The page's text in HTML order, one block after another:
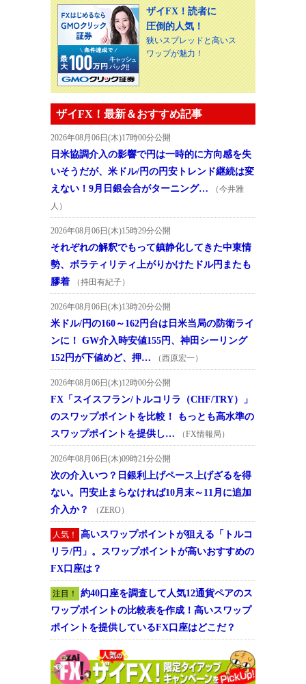
ザイFX！読者に
圧倒的人気！
狭いスプレッドと高いス
ワップが魅力！
ザイFX！最新＆おすすめ記事
2026年08月06日(木)17時00分公開
日米協調介入の影響で円は一時的に方向感を失
いそうだが、米ドル/円の円安トレンド継続は変
えない！9月日銀会合がターニング…
（今井雅
人）
2026年08月06日(木)15時29分公開
それぞれの解釈でもって鎮静化してきた中東情
勢、ボラティリティ上がりかけたドル円またも
膠着
（持田有紀子）
2026年08月06日(木)13時20分公開
米ドル/円の160～162円台は日米当局の防衛ライ
ンに！ GW介入時安値155円、神田シーリング
152円が下値めど、押…
（西原宏一）
2026年08月06日(木)12時00分公開
FX「スイスフラン/トルコリラ（CHF/TRY）」
のスワップポイントを比較！ もっとも高水準の
スワップポイントを提供し…
（FX情報局）
2026年08月06日(木)09時21分公開
次の介入いつ？日銀利上げペース上げざるを得
ない。円安止まらなければ10月末～11月に追加
介入か？
（ZERO）
人気！
高いスワップポイントが狙える「トルコ
リラ/円」。スワップポイントが高いおすすめの
FX口座は？
注目！
約40口座を調査して人気12通貨ペアのス
ワップポイントの比較表を作成！高いスワップ
ポイントを提供しているFX口座はどこだ？